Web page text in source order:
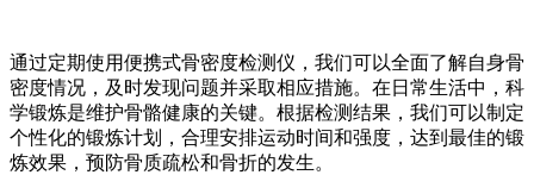
通过定期使用便携式骨密度检测仪，我们可以全面了解自身骨
密度情况，及时发现问题并采取相应措施。在日常生活中，科
学锻炼是维护骨骼健康的关键。根据检测结果，我们可以制定
个性化的锻炼计划，合理安排运动时间和强度，达到最佳的锻
炼效果，预防骨质疏松和骨折的发生。